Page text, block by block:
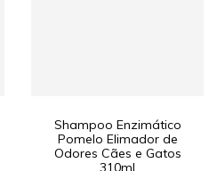
Shampoo Enzimático
Pomelo Elimador de
Odores Cães e Gatos
310ml